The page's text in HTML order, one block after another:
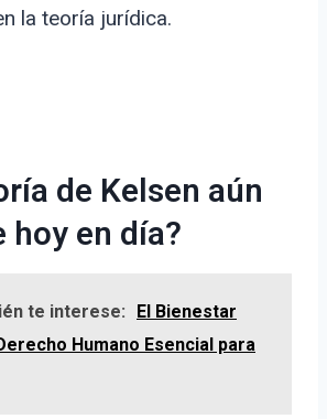
la teoría jurídica.
de Kelsen aún
hoy en día?
te interese:
El Bienestar
Humano Esencial para